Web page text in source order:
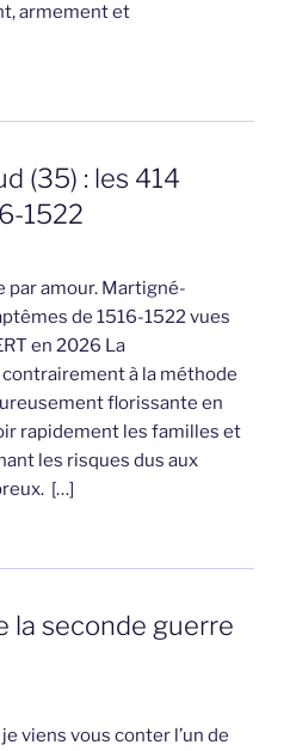
armement et
(35) : les 414
1522
par amour. Martigné-
de 1516-1522 vues
en 2026 La
à la méthode
florissante en
rapidement les familles et
les risques dus aux
[…]
la seconde guerre
viens vous conter l’un de